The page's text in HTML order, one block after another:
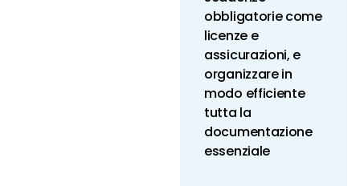
obbligatorie come
licenze e
assicurazioni, e
organizzare in
modo efficiente
tutta la
documentazione
essenziale